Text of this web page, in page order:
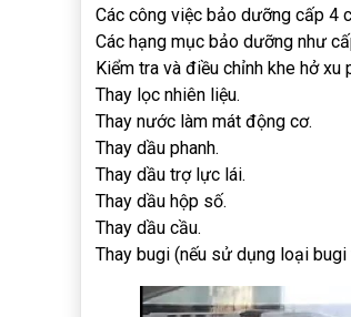
Các công việc bảo dưỡng cấp 4
Các hạng mục bảo dưỡng như
Kiểm tra và điều chỉnh khe hở xu
Thay lọc nhiên liệu.
Thay nước làm mát động cơ.
Thay dầu phanh.
Thay dầu trợ lực lái.
Thay dầu hộp số.
Thay dầu cầu.
Thay bugi (nếu sử dụng loại bugi